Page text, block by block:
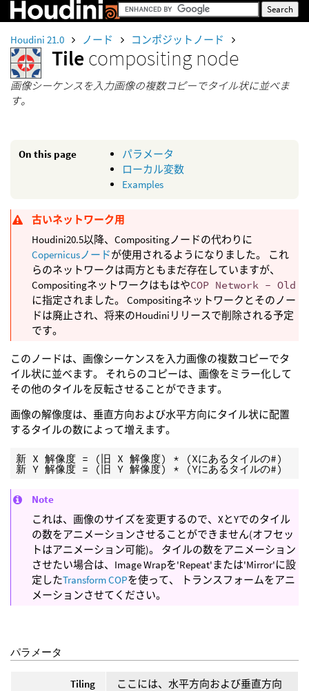
Houdini 21.0 ノード コンポジットノード
Tile compositing node
画像シーケンスを入力画像の複数コピーでタイル状に並べま
す。
On this page
パラメータ
ローカル変数
Examples
古いネットワーク用
Houdini20.5以降、Compositingノードの代わりに
Copernicusノードが使用されるようになりました。 これ
らのネットワークは両方ともまだ存在していますが、
CompositingネットワークはもはやCOP Network - Old
に指定されました。 Compositingネットワークとそのノー
ドは廃止され、将来のHoudiniリリースで削除される予定
です。
このノードは、画像シーケンスを入力画像の複数コピーでタ
イル状に並べます。 それらのコピーは、画像をミラー化して
その他のタイルを反転させることができます。
画像の解像度は、垂直方向および水平方向にタイル状に配置
するタイルの数によって増えます。
新 X 解像度 = (旧 X 解像度) * (Xにあるタイルの#)
新 Y 解像度 = (旧 Y 解像度) * (Yにあるタイルの#)
Note
これは、画像のサイズを変更するので、XとYでのタイル
の数をアニメーションさせることができません(オフセッ
トはアニメーション可能)。 タイルの数をアニメーション
させたい場合は、Image Wrapを'Repeat'または'Mirror'に設
定したTransform COPを使って、 トランスフォームをアニ
メーションさせてください。
パラメータ
Tiling
ここには、水平方向および垂直方向